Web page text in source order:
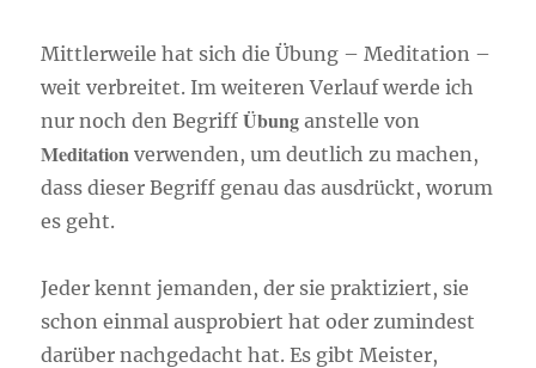
Mittlerweile hat sich die Übung – Meditation –
weit verbreitet. Im weiteren Verlauf werde ich
nur noch den BegriffÜbung anstelle von
Meditation verwenden, um deutlich zu machen,
dass dieser Begriff genau das ausdrückt, worum
es geht.
Jeder kennt jemanden, der sie praktiziert, sie
schon einmal ausprobiert hat oder zumindest
darüber nachgedacht hat. Es gibt Meister,